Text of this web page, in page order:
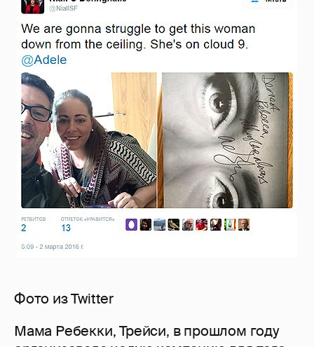
Фото из Twitter
Мама Ребекки, Трейси, в прошлом году